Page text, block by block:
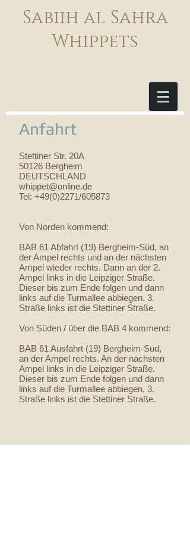
Sabiih al Sahra
Whippets
Anfahrt
Stettiner Str. 20A
50126 Bergheim
DEUTSCHLAND
whippet@online.de
Tel: +49(0)2271/605873
Von Norden kommend:
BAB 61 Abfahrt (19) Bergheim-Süd, an
der Ampel rechts und an der nächsten
Ampel wieder rechts. Dann an der 2.
Ampel links in die Leipziger Straße.
Dieser bis zum Ende folgen und dann
links auf die Turmallee abbiegen. 3.
Straße links ist die Stettiner Straße.
Von Süden / über die BAB 4 kommend:
BAB 61 Ausfahrt (19) Bergheim-Süd,
an der Ampel rechts. An der nächsten
Ampel links in die Leipziger Straße.
Dieser bis zum Ende folgen und dann
links auf die Turmallee abbiegen. 3.
Straße links ist die Stettiner Straße.